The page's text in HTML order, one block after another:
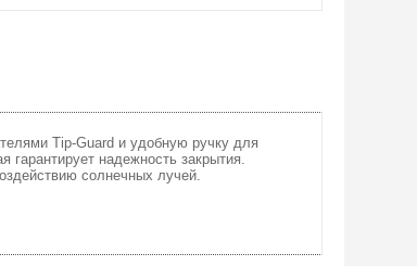
Tip-Guard и удобную ручку для
надежность закрытия.
солнечных лучей.